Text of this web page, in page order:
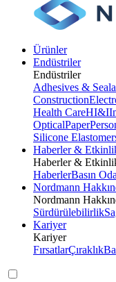
Ürünler
Endüstriler
Endüstriler
Adhesives &
Construction
Health CareHI&I
OpticalPaper
Silicone
Haberler &
Haberler &
HaberlerBasın
Nordmann
Nordmann
Sürdürülebilirlik
Kariyer
Kariyer
FırsatlarÇıraklık